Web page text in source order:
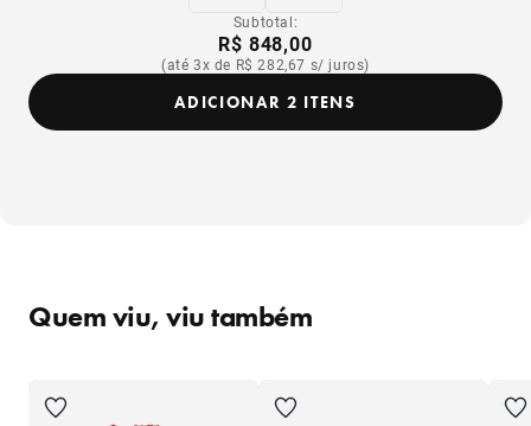
Subtotal:
R$ 848,00
(até 3x de R$ 282,67 s/ juros)
ADICIONAR 2 ITENS
Quem viu, viu também